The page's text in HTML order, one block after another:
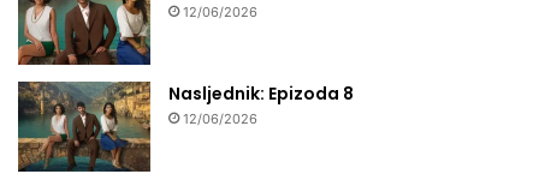
12/06/2026
Nasljednik: Epizoda 8
12/06/2026